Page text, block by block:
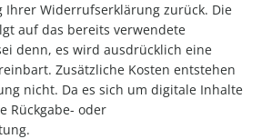
Ihrer Widerrufserklärung zurück. Die
auf das bereits verwendete
denn, es wird ausdrücklich eine
Zusätzliche Kosten entstehen
nicht. Da es sich um digitale Inhalte
Rückgabe- oder